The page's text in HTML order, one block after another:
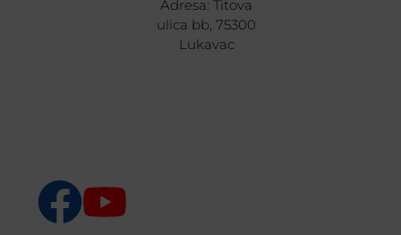
Adresa: Titova
ulica bb, 75300
Lukavac